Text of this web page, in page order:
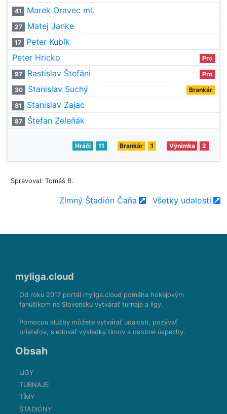
41 Marek Oravec ml.
27 Matej Janke
17
Peter Kubík
Peter Hricko
Pro
97 Rastislav Štefáni Pro
30 Stanislav Suchý Brankár
81 Stanislav Zajac
87 Štefan Zeleňák
Hráči 11 Brankár 1 Výnimka 2
Spravoval: Tomáš B.
Zimný Štadión Čaňa Všetky udalosti
myliga.cloud
Od roku 2017 portál myliga.cloud pomáha hokejovým
fanúšikom na Slovensku vytvárať turnaje a ligy.
Pomocou služby môžete vytvárať udalosti, pozývať
priateľov, sledovať výsledky tímov a osobné úspechy.
Obsah
LIGY
TURNAJE
TÍMY
ŠTADIÓNY